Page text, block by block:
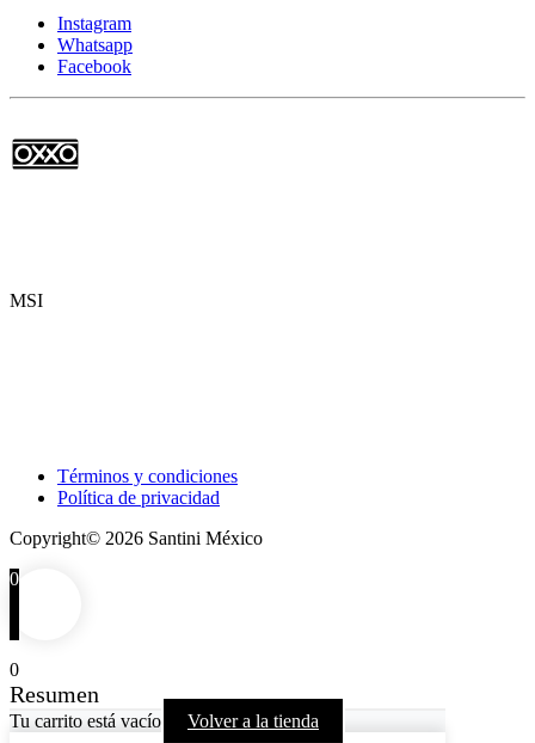
Instagram
Whatsapp
Facebook
MSI
Términos y condiciones
Política de privacidad
Copyright© 2026 Santini México
0
0
Resumen
Tu carrito está vacío Volver a la tienda